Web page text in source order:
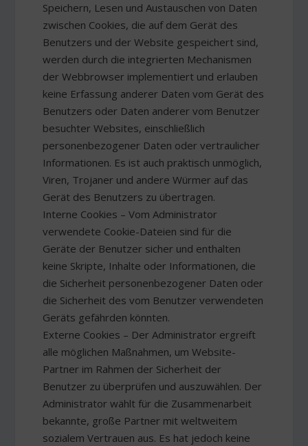
Speichern, Lesen und Austauschen von Daten
zwischen Cookies, die auf dem Gerät des
Benutzers und der Website gespeichert sind,
werden durch die integrierten Mechanismen
der Webbrowser implementiert und erlauben
keine Erfassung anderer Daten vom Gerät des
Benutzers oder Daten anderer vom Benutzer
besuchter Websites, einschließlich
personenbezogener Daten oder vertraulicher
Informationen. Es ist auch praktisch unmöglich,
Viren, Trojaner und andere Würmer auf das
Gerät des Benutzers zu übertragen.
Interne Cookies – Vom Administrator
verwendete Cookie-Dateien sind für die
Geräte der Benutzer sicher und enthalten
keine Skripte, Inhalte oder Informationen, die
die Sicherheit personenbezogener Daten oder
die Sicherheit des vom Benutzer verwendeten
Geräts gefährden könnten.
Externe Cookies – Der Administrator ergreift
alle möglichen Maßnahmen, um Website-
Partner im Rahmen der Sicherheit der
Benutzer zu überprüfen und auszuwählen. Der
Administrator wählt für die Zusammenarbeit
bekannte, große Partner mit weltweitem
sozialem Vertrauen aus. Es hat jedoch keine